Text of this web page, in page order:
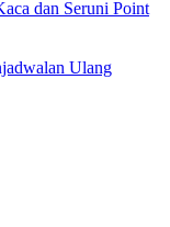
dan Seruni Point
Ulang